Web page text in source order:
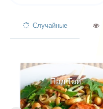
вкусностей в период
получаются жаренные
пирожки с разными
начинками, как
солеными так и
Случайные
Пад Тай